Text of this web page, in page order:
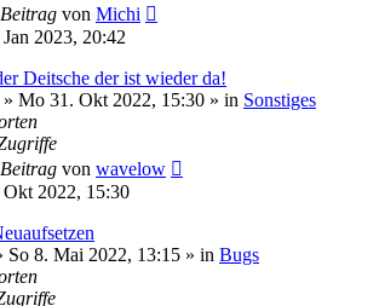
von Michi
2023, 20:42
Deitsche der ist wieder da!
» Mo 31. Okt 2022, 15:30 » in Sonstiges
von wavelow
2022, 15:30
So 8. Mai 2022, 13:15 » in Bugs